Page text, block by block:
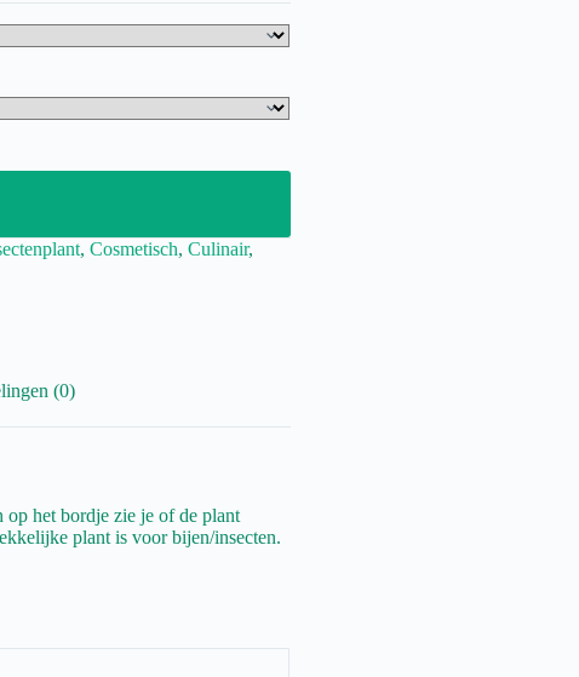
, Cosmetisch, Culinair,
(0)
op het bordje zie je of de plant
plant is voor bijen/insecten.